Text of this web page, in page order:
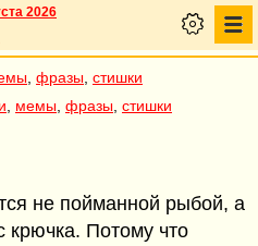
2026
фразы стишки
мемы фразы стишки
не пойманной рыбой, а
крючка. Потому что